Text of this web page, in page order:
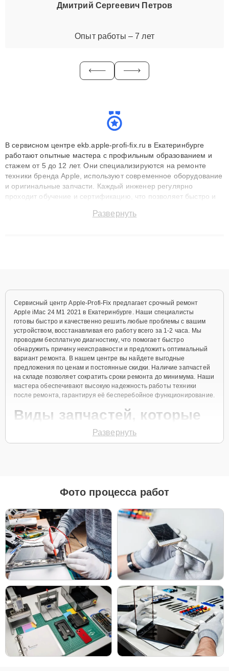
Дмитрий Сергеевич Петров
Опыт работы – 7 лет
В сервисном центре ekb.apple-profi-fix.ru в Екатеринбурге
работают опытные мастера с профильным образованием и
стажем от 5 до 12 лет. Они специализируются на ремонте
техники бренда Apple, используют современное оборудование
и оригинальные запчасти. Каждый инженер регулярно
проходит обучение и сертификацию, что позволяет быстро и
сохранением гарантии до 3 лет. Наши мастера решают
Развернуть
Сервисный центр Apple-Profi-Fix предлагает срочный ремонт
Apple iMac 24 M1 2021 в Екатеринбурге. Наши специалисты
готовы быстро и качественно решить любые проблемы с вашим
устройством, восстанавливая его работу всего за 1-2 часа. Мы
проводим бесплатную диагностику, что помогает быстро
обнаружить причину неисправности и предложить оптимальный
вариант ремонта. В нашем центре вы найдете выгодные
предложения по ценам и постоянные скидки. Наличие запчастей
на складе позволяет сократить сроки ремонта до минимума. Наши
мастера обеспечивают высокую надежность работы техники
после ремонта, гарантируя её бесперебойное функционирование.
Виды запчастей, которые
мы используем
Как выбрать подходящие запчасти:
Если ваше устройство планируется использовать
длительное время, оригинальные запчасти — это
лучший выбор для обеспечения максимальной
совместимости и надежности.
Если планируется обновление устройства в
ближайшее время, можно рассмотреть установку
качественных аналогов для экономии, сохраняя
при этом высокие стандарты надежности.
Независимо от выбора, мы уверены в качестве всех деталей —
будь то оригинальные запчасти или надежные аналоги от
проверенных производителей.
Чтобы начать ремонт, просто позвоните по телефону +7 (343)
288-39-12 или оставьте
Заявку на сайте. Наш специалист
Развернуть
Фото процесса работ